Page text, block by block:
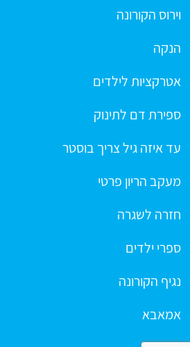
וירוס הקורונה
הנקה
אטרקציות לילדים
ספירת דם לתינוק
עד איזה גיל צריך בוסטר
מעקב הריון פרטי
חזרה לשגרה
ספרי ילדים
נגיף הקורונה
אמאבא